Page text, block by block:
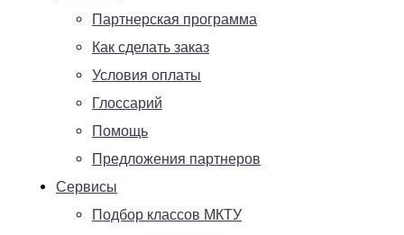
Партнерская программа
Как сделать заказ
Условия оплаты
Глоссарий
Помощь
Предложения партнеров
Сервисы
Подбор классов МКТУ